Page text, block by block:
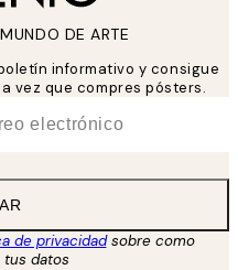
DE ARTE
informativo y consigue
vez que compres pósters.
de privacidadsobre como
tus datos